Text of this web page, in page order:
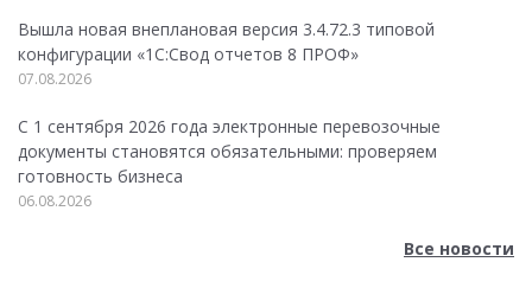
Вышла новая внеплановая версия 3.4.72.3 типовой
конфигурации «1C:Свод отчетов 8 ПРОФ»
07.08.2026
С 1 сентября 2026 года электронные перевозочные
документы становятся обязательными: проверяем
готовность бизнеса
06.08.2026
Все новости